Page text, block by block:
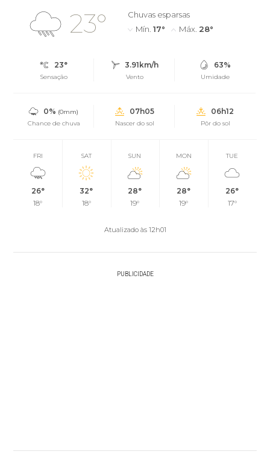
23°
Chuvas esparsas
Mín. 17° Máx. 28°
23°
Sensação
3.91km/h
Vento
63%
Umidade
0% (0mm)
Chance de chuva
07h05
Nascer do sol
06h12
Pôr do sol
FRI
26°
18°
SAT
32°
18°
SUN
28°
19°
MON
28°
19°
TUE
26°
17°
Atualizado às 12h01
PUBLICIDADE